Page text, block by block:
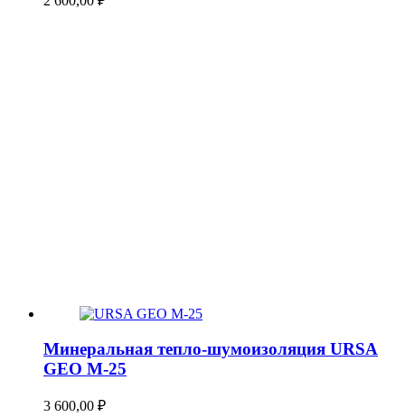
Минеральная тепло-шумоизоляция URSA
GEO М-25
3 600,00 ₽